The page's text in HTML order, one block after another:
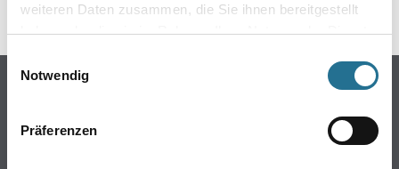
weiteren Daten zusammen, die Sie ihnen bereitgestellt
haben oder die sie im Rahmen Ihrer Nutzung der Dienste
Einwilligungsauswahl
Notwendig
Präferenzen
Online-Shop